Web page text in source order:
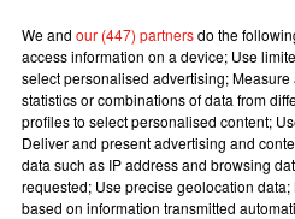
plus permis
du refus du dépôt de cookies
donner votre accord en
We and our (447) partnersdo the
access information on a device; Use
select personalised advertising;
statistics or combinations of data from
profiles to select personalised content;
Deliver and present advertising and
data such as IP address and browsing
requested; Use precise geolocation
based on information transmitted